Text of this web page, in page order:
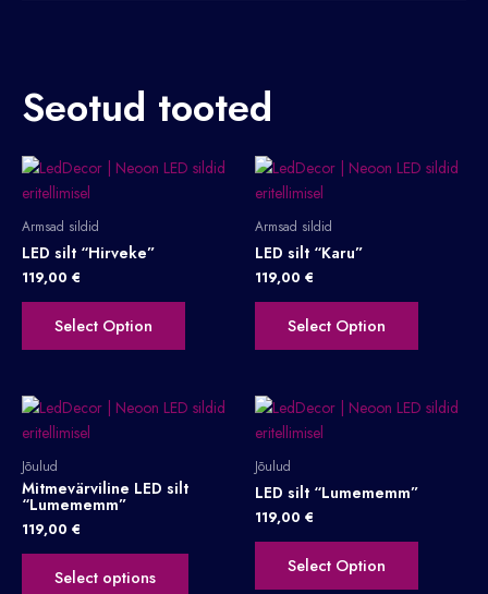
Seotud tooted
Armsad sildid
LED silt “Hirveke”
119,00 €
Select Option
Armsad sildid
LED silt “Karu”
119,00 €
Select Option
Jõulud
Mitmevärviline LED silt
“Lumememm”
119,00 €
Select options
Jõulud
LED silt “Lumememm”
119,00 €
Select Option